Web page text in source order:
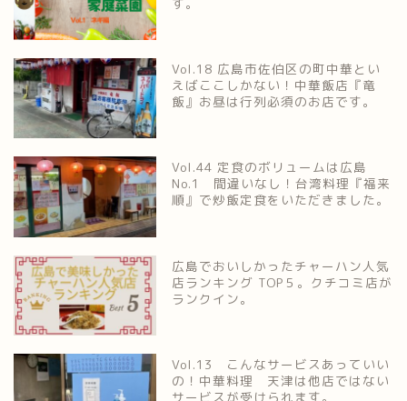
Vol.18 広島市佐伯区の町中華とい
えばここしかない！中華飯店『竜
飯』お昼は行列必須のお店です。
Vol.44 定食のボリュームは広島
No.1 間違いなし！台湾料理『福来
順』で炒飯定食をいただきました。
広島でおいしかったチャーハン人気
店ランキング TOP５。クチコミ店が
ランクイン。
Vol.13 こんなサービスあっていい
の！中華料理 天津は他店ではない
サービスが受けられます。